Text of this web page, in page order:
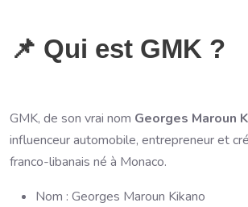
📌 Qui est GMK ?
GMK, de son vrai nom Georges Maroun
influenceur automobile, entrepreneur et
franco-libanais né à Monaco.
Nom : Georges Maroun Kikano